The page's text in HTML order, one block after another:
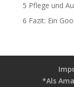
5 Pflege und
6 Fazit: Ein
*Als